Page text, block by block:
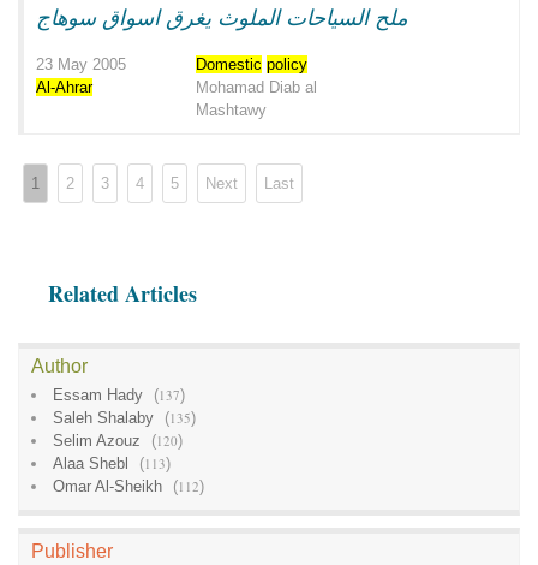
ملح السياحات الملوث يغرق اسواق سوهاج
23 May 2005 Domestic policy
Al-Ahrar
Mohamad Diab al
Mashtawy
1 2 3 4 5 Next Last
Related Articles
Author
Essam Hady (137)
Saleh Shalaby
(135)
Selim Azouz
(120)
Alaa Shebl
(113)
Omar Al-Sheikh
(112)
Publisher